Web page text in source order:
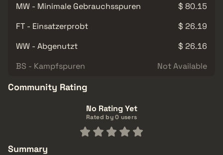
MW - Minimale Gebrauchsspuren
$ 80.15
FT - Einsatzerprobt
$ 26.19
WW - Abgenutzt
$ 26.16
BS - Kampfspuren
Not Available
Community Rating
No Rating Yet
Rated by 0 users
Summary